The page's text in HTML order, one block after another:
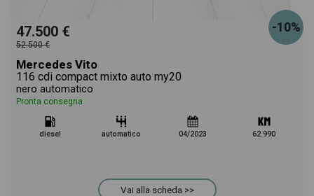
-10%
47.500 €
52.500 €
Mercedes Vito
116 cdi compact mixto auto my20
nero automatico
Pronta consegna
diesel automatico 04/2023 62.990
Vai alla scheda >>